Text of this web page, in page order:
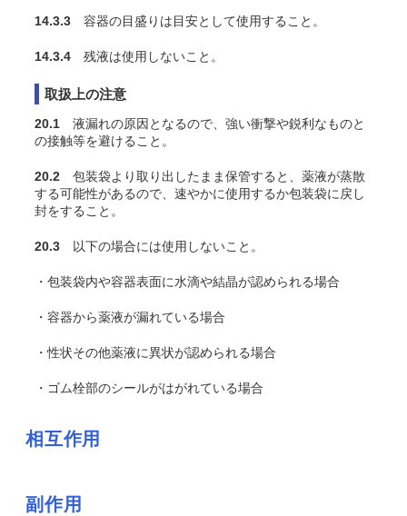
14.3.3 容器の目盛りは目安として使用すること。
14.3.4 残液は使用しないこと。
取扱上の注意
20.1 液漏れの原因となるので、強い衝撃や鋭利なものと
の接触等を避けること。
20.2 包装袋より取り出したまま保管すると、薬液が蒸散
する可能性があるので、速やかに使用するか包装袋に戻し
封をすること。
20.3 以下の場合には使用しないこと。
・包装袋内や容器表面に水滴や結晶が認められる場合
・容器から薬液が漏れている場合
・性状その他薬液に異状が認められる場合
・ゴム栓部のシールがはがれている場合
相互作用
副作用